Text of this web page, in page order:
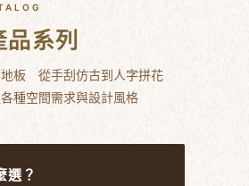
品系列
地板 從手刮仿古到人字拼花
種空間需求與設計風格
選？